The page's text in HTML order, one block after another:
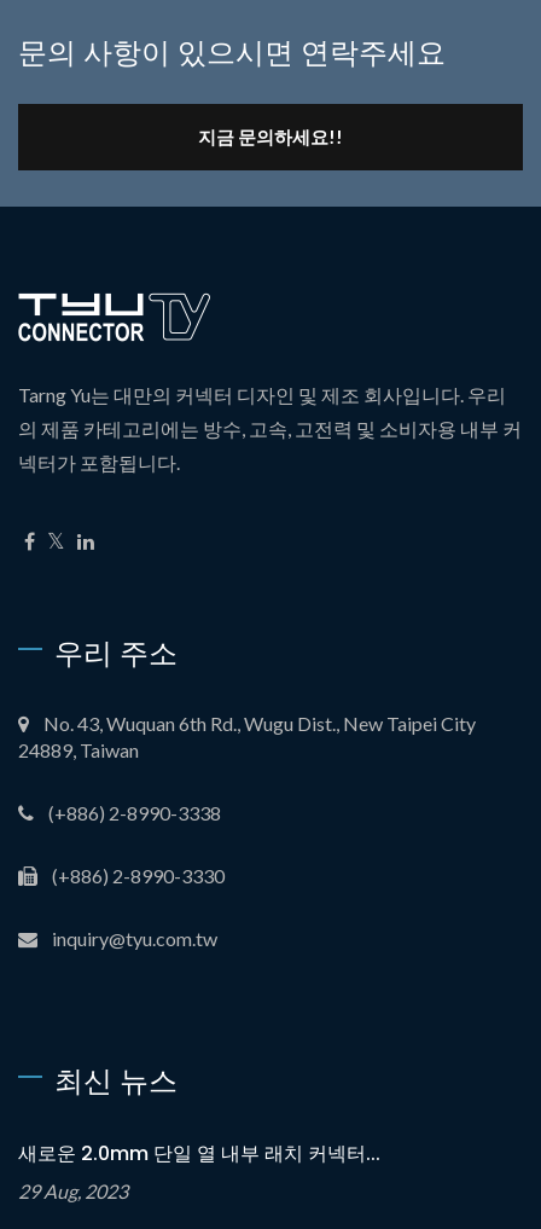
문의 사항이 있으시면 연락주세요
지금 문의하세요!!
Tarng Yu는 대만의 커넥터 디자인 및 제조 회사입니다. 우리
의 제품 카테고리에는 방수, 고속, 고전력 및 소비자용 내부 커
넥터가 포함됩니다.
우리 주소
No. 43, Wuquan 6th Rd., Wugu Dist., New Taipei City
24889, Taiwan
(+886) 2-8990-3338
(+886) 2-8990-3330
inquiry@tyu.com.tw
최신 뉴스
새로운 2.0mm 단일 열 내부 래치 커넥터...
29 Aug, 2023